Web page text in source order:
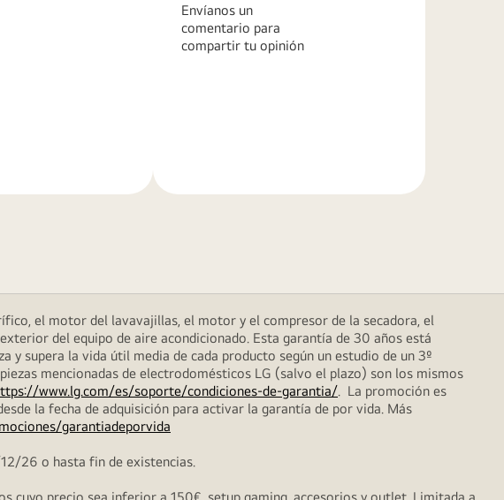
Envíanos un
comentario para
compartir tu opinión
el motor del lavavajillas, el motor y el compresor de la secadora, el
del equipo de aire acondicionado. Esta garantía de 30 años está
supera la vida útil media de cada producto según un estudio de un 3º
mencionadas de electrodomésticos LG (salvo el plazo) son los mismos
www.lg.com/es/soporte/condiciones-de-garantia/. La promoción es
la fecha de adquisición para activar la garantía de por vida. Más
garantiadeporvida
26 o hasta fin de existencias.